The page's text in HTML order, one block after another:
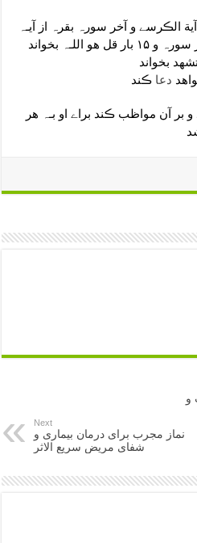
در رڪعت دوم بعد از فاتحـہ ٬ آیة الڪرسے و آخر سورہ بقرہ از آیـہ
اللـہ بخواند
بخواند
دعا ڪند
بر آن مواظب ڪند براے او بـہ هر
و
Next
نماز مجرب برای درمان بیماری و
شفای مریض سریع الاثر